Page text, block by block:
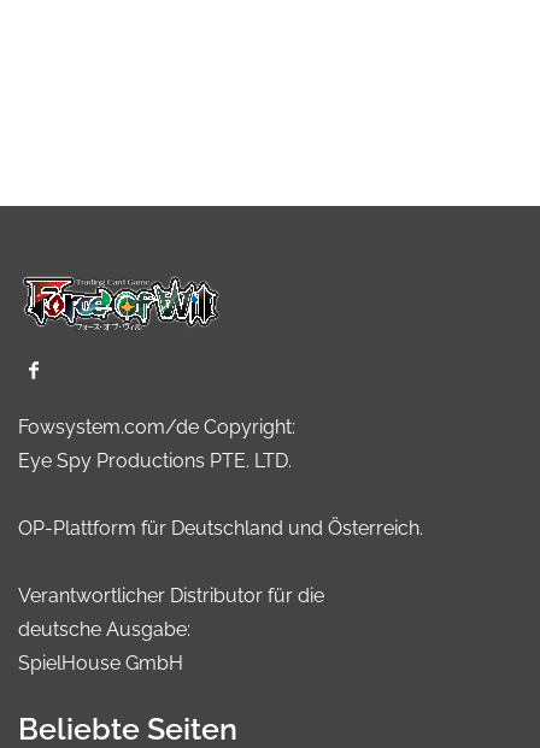
Fowsystem.com/de Copyright:
Eye Spy Productions PTE. LTD.
OP-Plattform für Deutschland und Österreich.
Verantwortlicher Distributor für die
deutsche Ausgabe:
SpielHouse GmbH
Beliebte Seiten